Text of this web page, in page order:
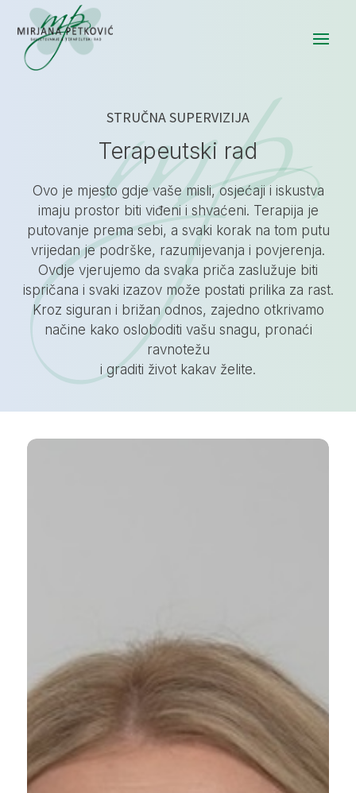
STRUČNA SUPERVIZIJA
Terapeutski rad
Ovo je mjesto gdje vaše misli, osjećaji i iskustva
imaju prostor biti viđeni i shvaćeni. Terapija je
putovanje prema sebi, a svaki korak na tom putu
vrijedan je podrške, razumijevanja i povjerenja.
Ovdje vjerujemo da svaka priča zaslužuje biti
ispričana i svaki izazov može postati prilika za rast.
Kroz siguran i brižan odnos, zajedno otkrivamo
načine kako osloboditi vašu snagu, pronaći
ravnotežu
i graditi život kakav želite.